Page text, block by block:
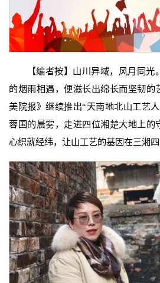
【编者按】山川异域，风月同
的烟雨相遇，便滋长出绵长而坚韧的
美院报》继续推出“天南地北山工艺
蓉国的晨雾，走进四位湘楚大地上
心织就经纬，让山工艺的基因在三湘四